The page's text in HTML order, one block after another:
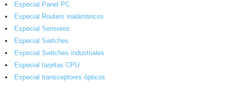
Especial Panel PC
Especial Routers inalámbricos
Especial Sensores
Especial Switches
Especial Switches industriales
Especial tarjetas CPU
Especial transceptores ópticos